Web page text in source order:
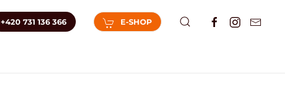
+420 731 136 366 E-SHOP